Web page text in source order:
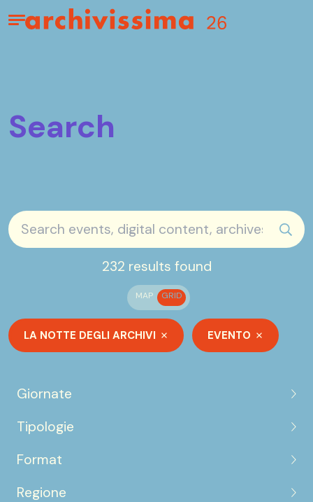
Home page
Apri il menu
Search
232 results found
MAP GRID
LA NOTTE DEGLI ARCHIVI EVENTO
Giornate
Tipologie
Format
Regione